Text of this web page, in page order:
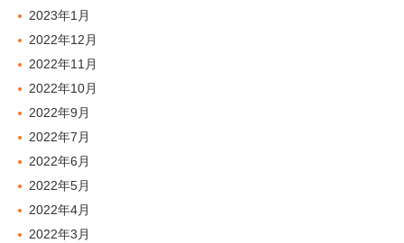
2023年1月
2022年12月
2022年11月
2022年10月
2022年9月
2022年7月
2022年6月
2022年5月
2022年4月
2022年3月